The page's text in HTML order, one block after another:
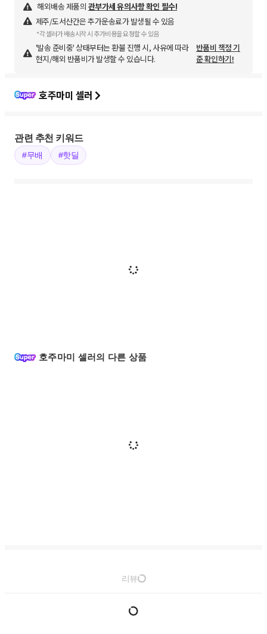
해외배송 제품의 관부가세 유의사항 확인 필수!
제주/도서산간은 추가운송료가 발생될 수 있음
*각 셀러가 배송시작 시 추가비용을 요청할 수 있음
'발송 준비중' 상태부터는 환불 진행 시, 사유에 따라
현지/해외 반품비가 발생할 수 있습니다.
반품비 책정 기
준 확인하기!
호주마미 셀러
관련 추천 키워드
#무배 #핫딜
호주마미 셀러의 다른 상품
리뷰